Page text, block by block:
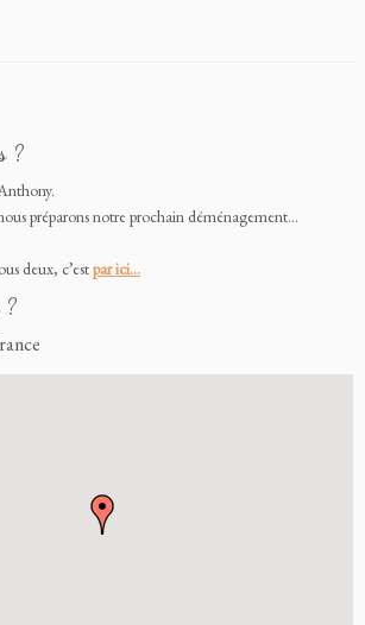
?
préparons notre prochain déménagement…
deux, c’estpar ici…
?